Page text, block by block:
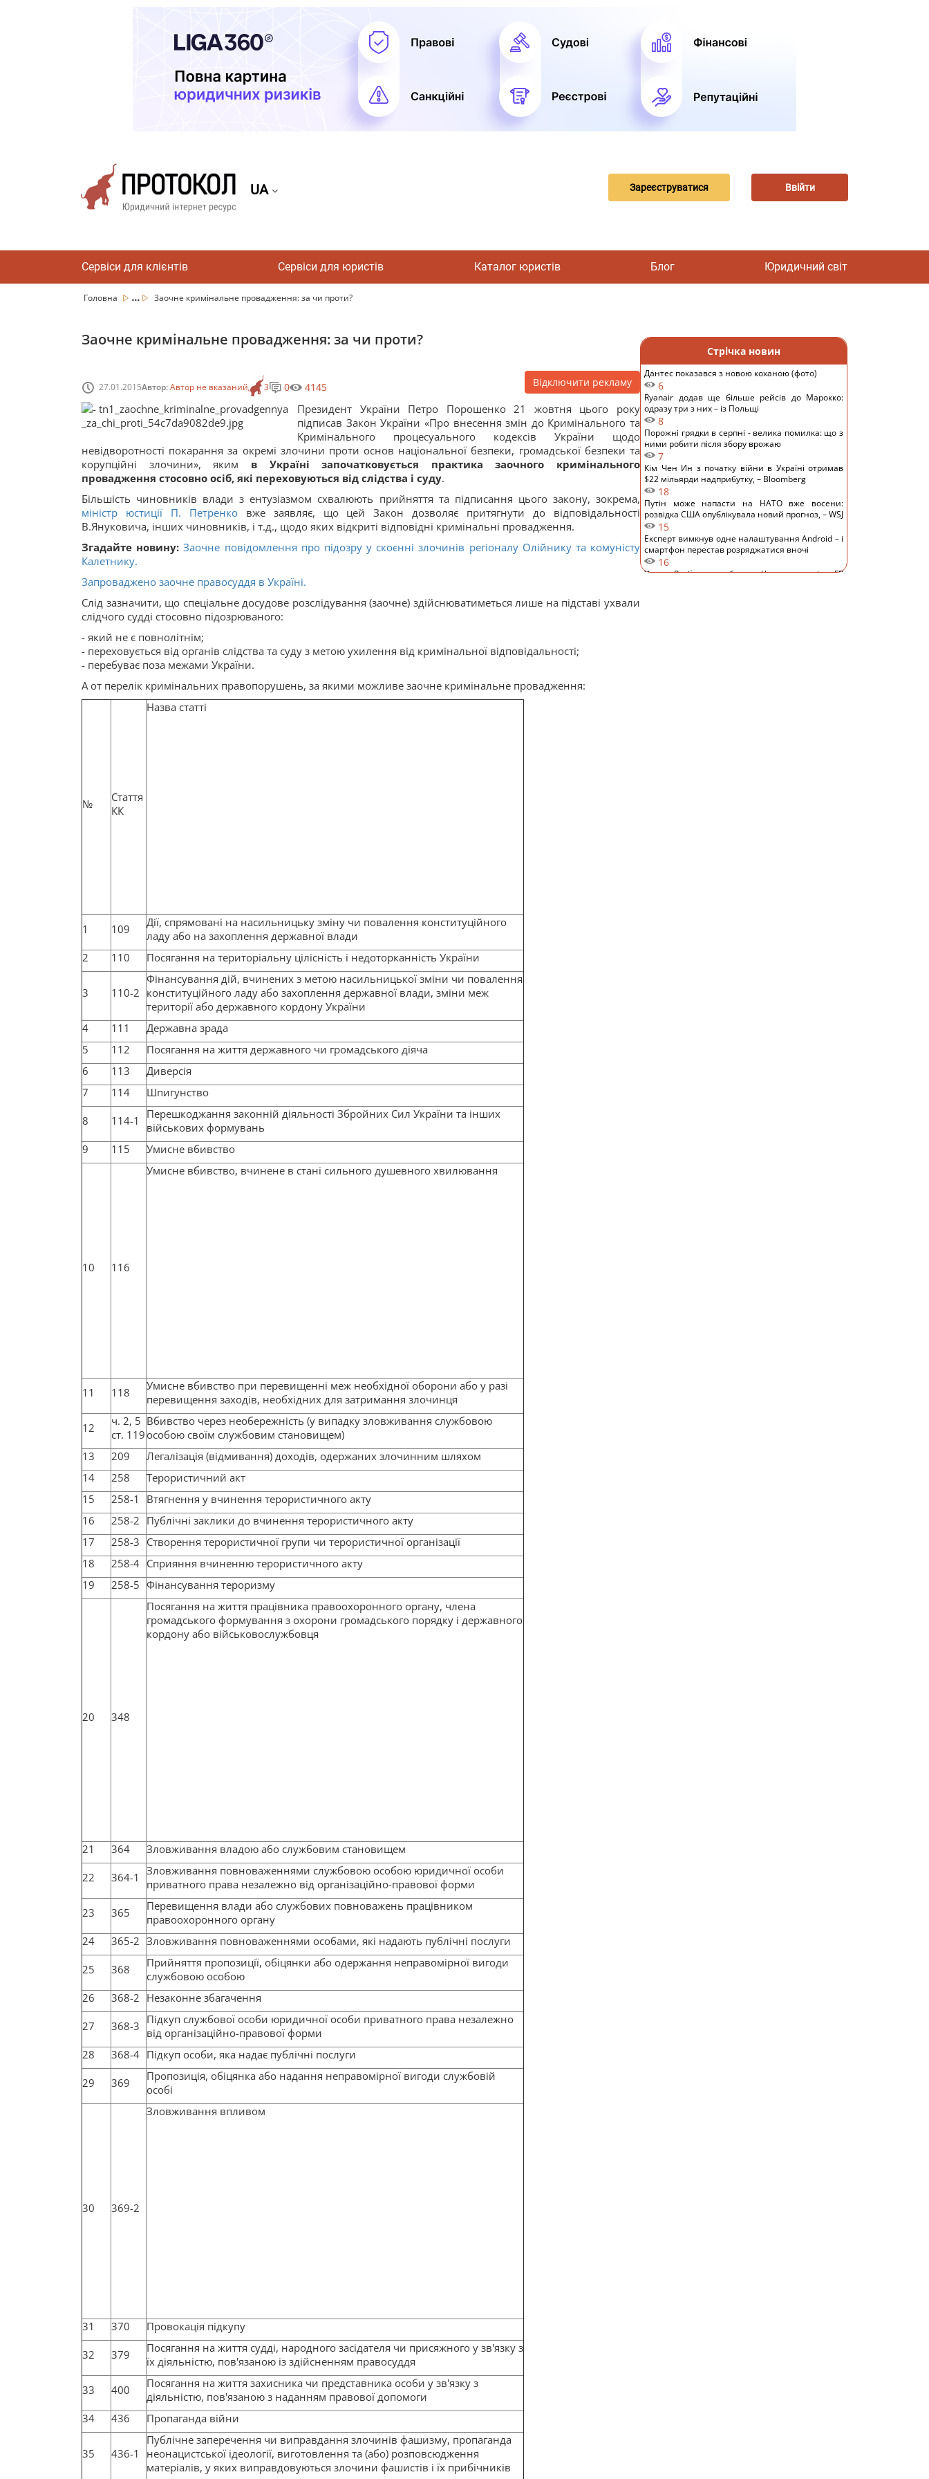
UA Зареєструватися Ввійти
Сервіси для клієнтів Сервіси для юристів Каталог юристів Блог Юридичний світ
Головна ... Заочне кримінальне провадження: за чи проти?
Заочне кримінальне провадження: за чи проти?
27.01.2015Автор:Автор не вказаний 3 0 4145 Відключити рекламу
Президент України Петро Порошенко 21 жовтня цього року
підписав Закон України «Про внесення змін до Кримінального та
Кримінального процесуального кодексів України щодо
невідворотності покарання за окремі злочини проти основ національної безпеки, громадської безпеки та
корупційні злочини», яким в Україні започатковується практика заочного кримінального
провадження стосовно осіб, які переховуються від слідства і суду.
Більшість чиновників влади з ентузіазмом схвалюють прийняття та підписання цього закону, зокрема,
міністр юстиції П. Петренковже заявляє, що цей Закон дозволяє притягнути до відповідальності
В.Януковича, інших чиновників, і т.д., щодо яких відкриті відповідні кримінальні провадження.
Згадайте новину: Заочне повідомлення про підозру у скоєнні злочинів регіоналу Олійнику та комуністу
Калетнику.
Запроваджено заочне правосуддя в Україні.
Слід зазначити, що спеціальне досудове розслідування (заочне) здійснюватиметься лише на підставі ухвали
слідчого судді стосовно підозрюваного:
- який не є повнолітнім;
- переховується від органів слідства та суду з метою ухилення від кримінальної відповідальності;
- перебуває поза межами України.
А от перелік кримінальних правопорушень, за якими можливе заочне кримінальне провадження:
№
Стаття
КК
Назва статті
1 109
Дії, спрямовані на насильницьку зміну чи повалення конституційного
ладу або на захоплення державної влади
2
110 Посягання на територіальну цілісність і недоторканність України
3 110-2
Фінансування дій, вчинених з метою насильницької зміни чи повалення
конституційного ладу або захоплення державної влади, зміни меж
території або державного кордону України
4
111
Державна зрада
5
112
Посягання на життя державного чи громадського діяча
6
113
Диверсія
7
114 Шпигунство
8 114-1
Перешкоджання законній діяльності Збройних Сил України та інших
військових формувань
9
115 Умисне вбивство
10 116
Умисне вбивство, вчинене в стані сильного душевного хвилювання
11 118
Умисне вбивство при перевищенні меж необхідної оборони або у разі
перевищення заходів, необхідних для затримання злочинця
12
ч. 2, 5
ст. 119
Вбивство через необережність (у випадку зловживання службовою
особою своїм службовим становищем)
13
209
Легалізація (відмивання) доходів, одержаних злочинним шляхом
14
258
Терористичний акт
15
258-1
Втягнення у вчинення терористичного акту
16
258-2 Публічні заклики до вчинення терористичного акту
17
258-3 Створення терористичної групи чи терористичної організації
18
258-4 Сприяння вчиненню терористичного акту
19
258-5 Фінансування тероризму
20 348
Посягання на життя працівника правоохоронного органу, члена
громадського формування з охорони громадського порядку і державного
кордону або військовослужбовця
21 364 Зловживання владою або службовим становищем
22 364-1
Зловживання повноваженнями службовою особою юридичної особи
приватного права незалежно від організаційно-правової форми
23 365
Перевищення влади або службових повноважень працівником
правоохоронного органу
24
365-2 Зловживання повноваженнями особами, які надають публічні послуги
25 368
Прийняття пропозиції, обіцянки або одержання неправомірної вигоди
службовою особою
26
368-2 Незаконне збагачення
27 368-3 Підкуп службової особи юридичної особи приватного права незалежно
від організаційно-правової форми
28
368-4 Підкуп особи, яка надає публічні послуги
29 369
Пропозиція, обіцянка або надання неправомірної вигоди службовій
особі
30 369-2
Зловживання впливом
31 370 Провокація підкупу
32 379
Посягання на життя судді, народного засідателя чи присяжного у зв'язку з
їх діяльністю, пов'язаною із здійсненням правосуддя
33 400
Посягання на життя захисника чи представника особи у зв'язку з
діяльністю, пов'язаною з наданням правової допомоги
34
436 Пропаганда війни
35 436-1
Публічне заперечення чи виправдання злочинів фашизму, пропаганда
неонацистської ідеології, виготовлення та (або) розповсюдження
матеріалів, у яких виправдовуються злочини фашистів і їх прибічників
Стрічка новин
Дантес показався з новою коханою (фото)
6
Ryanair додав ще більше рейсів до Марокко:
одразу три з них – із Польщі
8
Порожні грядки в серпні - велика помилка: що з
ними робити після збору врожаю
7
Кім Чен Ин з початку війни в Україні отримав
$22 мільярди надприбутку, – Bloomberg
18
Путін може напасти на НАТО вже восени:
розвідка США опублікувала новий прогноз, – WSJ
15
Експерт вимкнув одне налаштування Android – і
смартфон перестав розряджатися вночі
16
Удари Росії по кораблях у Чорному морі: у FP